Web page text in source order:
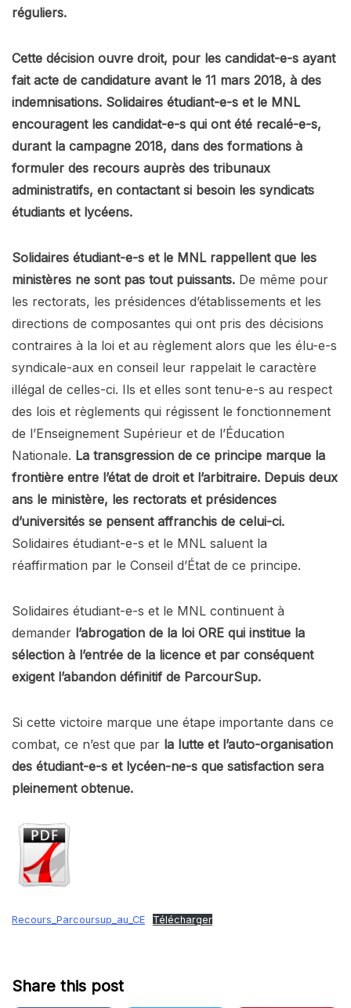
réguliers.
Cette décision ouvre droit, pour les candidat-e-s ayant
fait acte de candidature avant le 11 mars 2018, à des
indemnisations. Solidaires étudiant-e-s et le MNL
encouragent les candidat-e-s qui ont été recalé-e-s,
durant la campagne 2018, dans des formations à
formuler des recours auprès des tribunaux
administratifs, en contactant si besoin les syndicats
étudiants et lycéens.
Solidaires étudiant-e-s et le MNL rappellent que les
ministères ne sont pas tout puissants. De même pour
les rectorats, les présidences d’établissements et les
directions de composantes qui ont pris des décisions
contraires à la loi et au règlement alors que les élu-e-s
syndicale-aux en conseil leur rappelait le caractère
illégal de celles-ci. Ils et elles sont tenu-e-s au respect
des lois et règlements qui régissent le fonctionnement
de l’Enseignement Supérieur et de l’Éducation
Nationale. La transgression de ce principe marque la
frontière entre l’état de droit et l’arbitraire. Depuis deux
ans le ministère, les rectorats et présidences
d’universités se pensent affranchis de celui-ci.
Solidaires étudiant-e-s et le MNL saluent la
réaffirmation par le Conseil d’État de ce principe.
Solidaires étudiant-e-s et le MNL continuent à
demander l’abrogation de la loi ORE qui institue la
sélection à l’entrée de la licence et par conséquent
exigent l’abandon définitif de ParcourSup.
Si cette victoire marque une étape importante dans ce
combat, ce n’est que par la lutte et l’auto-organisation
des étudiant-e-s et lycéen-ne-s que satisfaction sera
pleinement obtenue.
Recours_Parcoursup_au_CE Télécharger
Share this post